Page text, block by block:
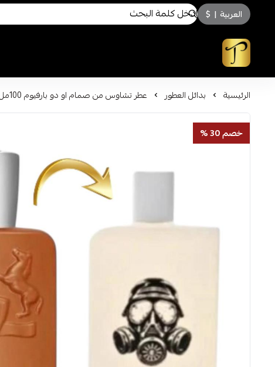
العربية |
$
توسكاني للعطور
الرئيسية بدائل العطور عطر تشاوس من صمام او دو بارفيوم 100مل
خصم 30 %